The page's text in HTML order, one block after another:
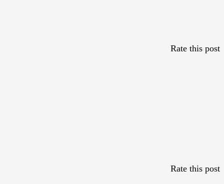
Rate this post
Rate this post